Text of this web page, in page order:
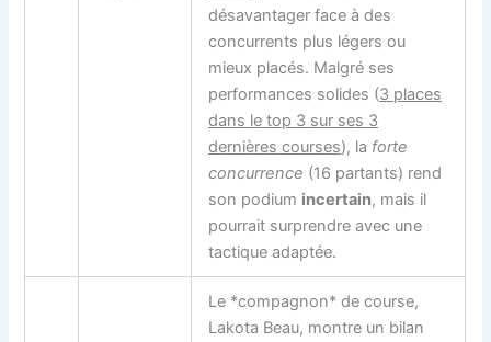
désavantager face à des
concurrents plus légers ou
mieux placés. Malgré ses
performances solides (3 places
dans le top 3 sur ses 3
dernières courses), la forte
concurrence (16 partants) rend
son podium incertain, mais il
pourrait surprendre avec une
tactique adaptée.
Le *compagnon* de course,
Lakota Beau, montre un bilan